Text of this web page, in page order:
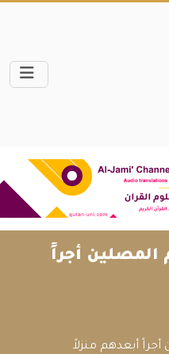
المصلين أجراً
أبعدهم منزلاً